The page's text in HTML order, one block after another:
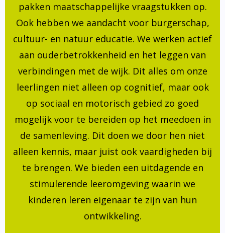
pakken maatschappelijke vraagstukken op.
Ook hebben we aandacht voor burgerschap,
cultuur- en natuur educatie. We werken actief
aan ouderbetrokkenheid en het leggen van
verbindingen met de wijk. Dit alles om onze
leerlingen niet alleen op cognitief, maar ook
op sociaal en motorisch gebied zo goed
mogelijk voor te bereiden op het meedoen in
de samenleving. Dit doen we door hen niet
alleen kennis, maar juist ook vaardigheden bij
te brengen. We bieden een uitdagende en
stimulerende leeromgeving waarin we
kinderen leren eigenaar te zijn van hun
ontwikkeling.